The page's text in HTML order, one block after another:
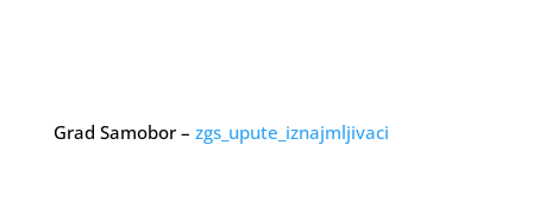
Grad Samobor – zgs_upute_iznajmljivaci